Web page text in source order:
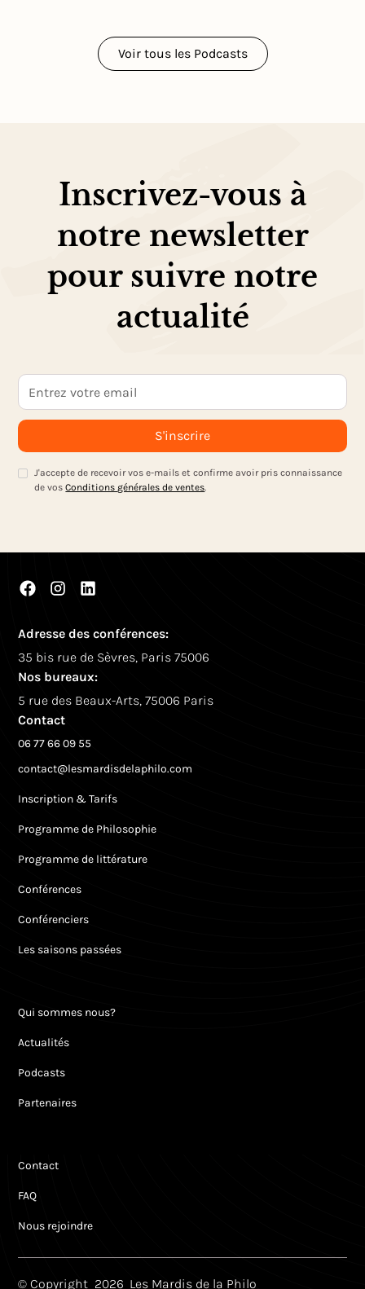
Voir tous les Podcasts
Inscrivez-vous à
notre newsletter
pour suivre notre
actualité
J'accepte de recevoir vos e-mails et confirme avoir pris connaissance
de vosConditions générales de ventes.
Adresse des conférences:
35 bis rue de Sèvres, Paris 75006
Nos bureaux:
5 rue des Beaux-Arts, 75006 Paris
Contact
06 77 66 09 55
contact@lesmardisdelaphilo.com
Inscription & Tarifs
Programme de Philosophie
Programme de littérature
Conférences
Conférenciers
Les saisons passées
Qui sommes nous?
Actualités
Podcasts
Partenaires
Contact
FAQ
Nous rejoindre
© Copyright 2026 Les Mardis de la Philo